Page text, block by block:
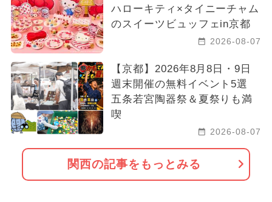
ハローキティ×タイニーチャム
のスイーツビュッフェin京都
2026-08-07
【京都】2026年8月8日・9日
週末開催の無料イベント5選
五条若宮陶器祭＆夏祭りも満
喫
2026-08-07
関西の記事をもっとみる